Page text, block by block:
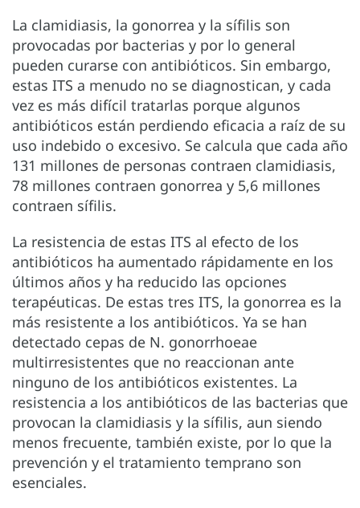
La clamidiasis, la gonorrea y la sífilis son
provocadas por bacterias y por lo general
pueden curarse con antibióticos. Sin embargo,
estas ITS a menudo no se diagnostican, y cada
vez es más difícil tratarlas porque algunos
antibióticos están perdiendo eficacia a raíz de su
uso indebido o excesivo. Se calcula que cada año
131 millones de personas contraen clamidiasis,
78 millones contraen gonorrea y 5,6 millones
contraen sífilis.
La resistencia de estas ITS al efecto de los
antibióticos ha aumentado rápidamente en los
últimos años y ha reducido las opciones
terapéuticas. De estas tres ITS, la gonorrea es la
más resistente a los antibióticos. Ya se han
detectado cepas de N. gonorrhoeae
multirresistentes que no reaccionan ante
ninguno de los antibióticos existentes. La
resistencia a los antibióticos de las bacterias que
provocan la clamidiasis y la sífilis, aun siendo
menos frecuente, también existe, por lo que la
prevención y el tratamiento temprano son
esenciales.